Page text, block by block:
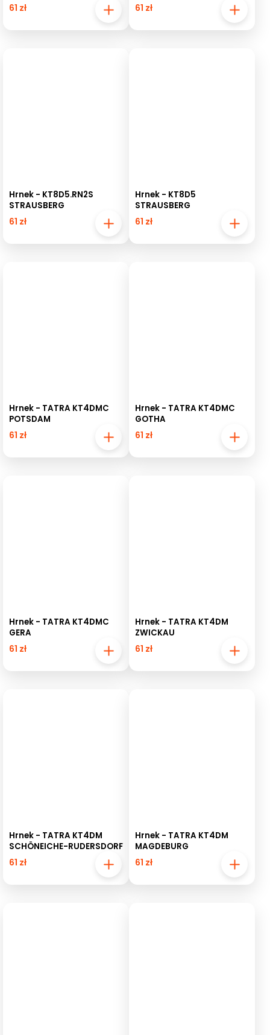
61 zł 61 zł
Hrnek - KT8D5.RN2S
STRAUSBERG
61 zł
Hrnek - KT8D5
STRAUSBERG
61 zł
Hrnek - TATRA KT4DMC
POTSDAM
61 zł
Hrnek - TATRA KT4DMC
GOTHA
61 zł
Hrnek - TATRA KT4DMC
GERA
61 zł
Hrnek - TATRA KT4DM
ZWICKAU
61 zł
Hrnek - TATRA KT4DM
SCHÖNEICHE-RUDERSDORF
61 zł
Hrnek - TATRA KT4DM
MAGDEBURG
61 zł